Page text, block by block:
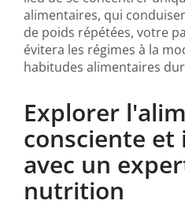
alimentaires, qui
de poids répétées, votre
évitera les régimes à la
habitudes alimentaires
Explorer
consciente
avec un
nutrition